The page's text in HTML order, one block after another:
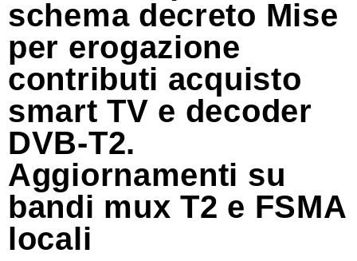
schema decreto Mise
per erogazione
contributi acquisto
smart TV e decoder
DVB-T2.
Aggiornamenti su
bandi mux T2 e FSMA
locali